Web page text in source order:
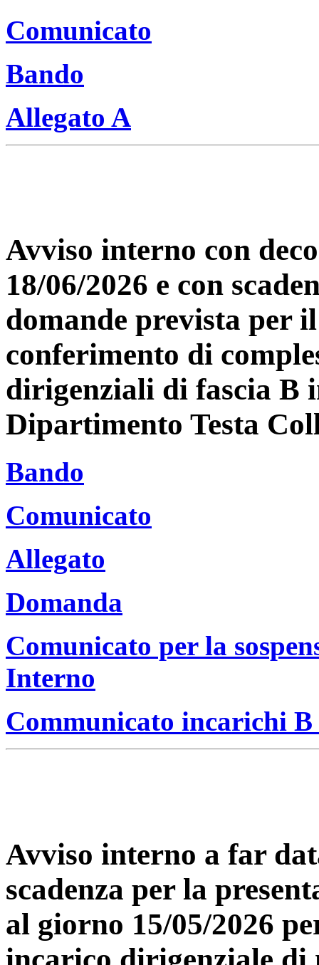
Comunicato
Bando
Allegato A
Avviso interno con
18/06/2026 e con
domande prevista per
conferimento di
dirigenziali di fascia B
Dipartimento Testa
Bando
Comunicato
Allegato
Domanda
Comunicato per la
Interno
Communicato incarichi B
Avviso interno a far
scadenza per la
al giorno 15/05/2026